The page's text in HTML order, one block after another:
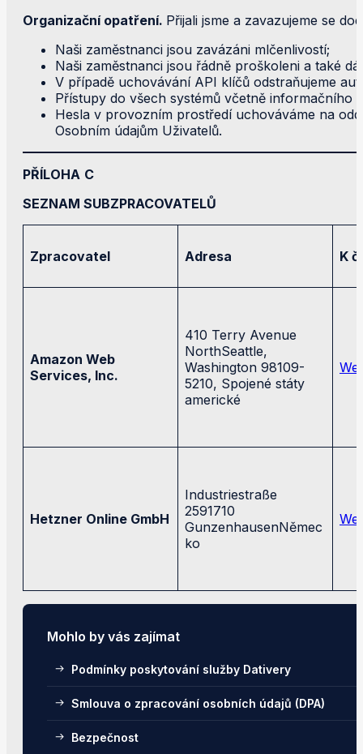
Organizační opatření. Přijali jsme a zavazujeme se
Naši zaměstnanci jsou zavázáni mlčenlivostí;
Naši zaměstnanci jsou řádně proškoleni a také
V případě uchovávání API klíčů odstraňujeme
Přístupy do všech systémů včetně informačního
Hesla v provozním prostředí uchováváme na
Osobním údajům Uživatelů.
PŘÍLOHA C
SEZNAM SUBZPRACOVATELŮ
Zpracovatel Adresa K
Amazon Web
Services, Inc.
410 Terry Avenue
NorthSeattle,
Washington 98109-
5210, Spojené státy
americké
Hetzner Online GmbH
Industriestraße
2591710
GunzenhausenNěmec
ko
Mohlo by vás zajímat
Podmínky poskytování služby Dativery
Smlouva o zpracování osobních údajů (DPA)
Bezpečnost